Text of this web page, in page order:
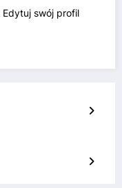
Edytuj swój profil